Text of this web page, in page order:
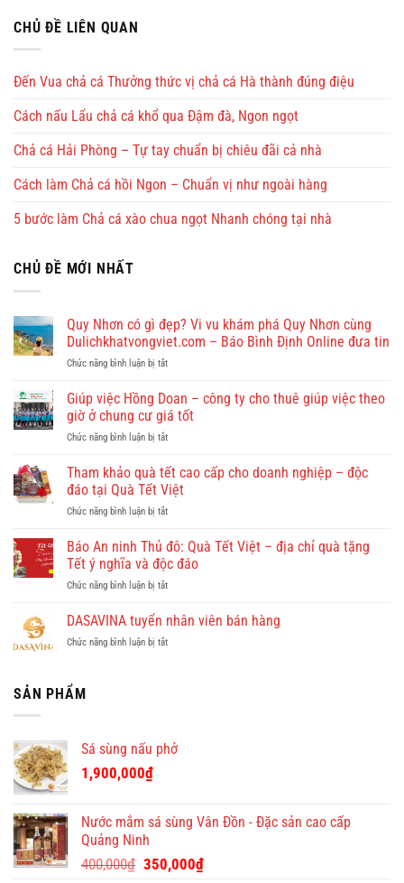
CHỦ ĐỀ LIÊN QUAN
Đến Vua chả cá Thưởng thức vị chả cá Hà thành đúng điệu
Cách nấu Lẩu chả cá khổ qua Đậm đà, Ngon ngọt
Chả cá Hải Phòng – Tự tay chuẩn bị chiêu đãi cả nhà
Cách làm Chả cá hồi Ngon – Chuẩn vị như ngoài hàng
5 bước làm Chả cá xào chua ngọt Nhanh chóng tại nhà
CHỦ ĐỀ MỚI NHẤT
Quy Nhơn có gì đẹp? Vi vu khám phá Quy Nhơn cùng
Dulichkhatvongviet.com – Báo Bình Định Online đưa tin
Chức năng bình luận bị tắtở
Nhơn
có
gì
đẹp?
vu
khám
phá
Quy
cùng
Dulichkhatvongviet.com
Báo
Định
Online
Giúp việc Hồng Doan – công ty cho thuê giúp việc theo
giờ ở chung cư giá tốt
Chức năng bình luận bị tắtở
việc
Hồng
Doan
–
ty
cho
giúp
theo
Tham khảo quà tết cao cấp cho doanh nghiệp – độc
đáo tại Quà Tết Việt
Chức năng bình luận bị tắtở
khảo
quà
tết
cao
cho
nghiệp
Tết
Việt
Báo An ninh Thủ đô: Quà Tết Việt – địa chỉ quà tặng
Tết ý nghĩa và độc đáo
Chức năng bình luận bị tắtở
An
Thủ
chỉ
nghĩa
độc
đáo
DASAVINA tuyển nhân viên bán hàng
Chức năng bình luận bị tắtở
SẢN PHẨM
Sá sùng nấu phở
1,900,000₫
Nước mắm sá sùng Vân Đồn - Đặc sản cao cấp
Quảng Ninh
400,000₫ Giá
350,000₫Giá